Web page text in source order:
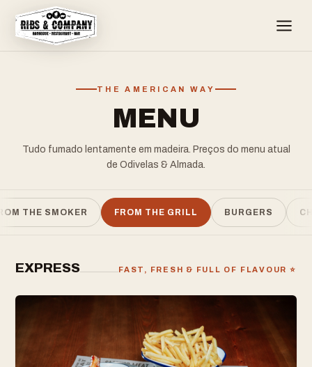
THE AMERICAN WAY
MENU
Tudo fumado lentamente em madeira. Preços do menu atual
de Odivelas & Almada.
THE SMOKER FROM THE GRILL BURGERS
EXPRESS FAST, FRESH & FULL OF FLAVOUR ⭐